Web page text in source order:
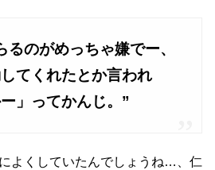
るのがめっちゃ嫌でー、
てくれたとか言われ
」ってかんじ。”
よくしていたんでしょうね…、仁